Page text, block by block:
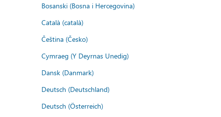
Bosanski (Bosna i Hercegovina)
Català (català)
Čeština (Česko)
Cymraeg (Y Deyrnas Unedig)
Dansk (Danmark)
Deutsch (Deutschland)
Deutsch (Österreich)